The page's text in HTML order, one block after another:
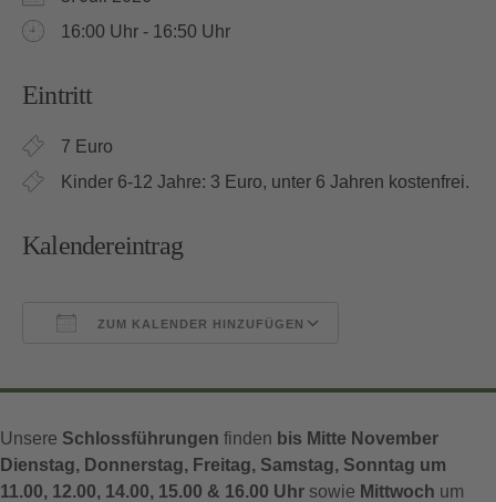
16:00 Uhr - 16:50 Uhr
Eintritt
7 Euro
Kinder 6-12 Jahre: 3 Euro, unter 6 Jahren kostenfrei.
Kalendereintrag
ZUM KALENDER HINZUFÜGEN
Unsere Schlossführungen finden bis Mitte November
Dienstag, Donnerstag, Freitag, Samstag, Sonntag um
11.00, 12.00, 14.00, 15.00 & 16.00 Uhr sowie Mittwoch um